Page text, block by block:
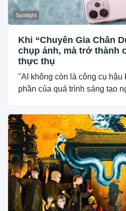
Spotlight
Khi “Chuyên Gia Chân
chụp ảnh, mà trở thành
thực thụ
"AI không còn là công cụ hậu
phần của quá trình sáng tạo